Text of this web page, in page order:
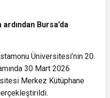
Bursa’da
Üniversitesi’nin 20.
30 Mart 2026
Merkez Kütüphane